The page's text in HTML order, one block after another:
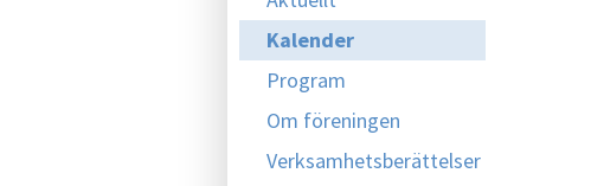
Kalender
Program
Om föreningen
Verksamhetsberättelser